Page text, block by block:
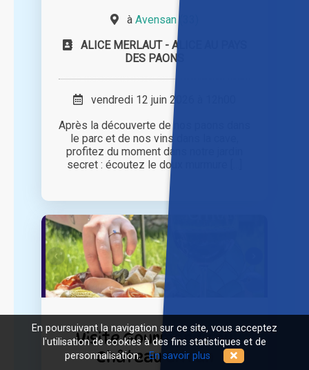
à Avensan (33)
ALICE MERLAUT - ALICE AU PAYS
DES PAONS
vendredi 12 juin 2026 à 12h00
Après la découverte de nos paons dans
le parc et de nos vins dans la cave,
profitez du moment dans notre jardin
secret : écoutez le doux murmure [...]
Visite Gourmande au
Château Citran
En poursuivant la navigation sur ce site, vous acceptez
l'utilisation de cookies à des fins statistiques et de
personnalisation.En savoir plus